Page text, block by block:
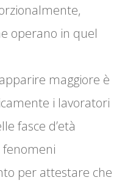
operano in quel
maggiore è
i lavoratori
fasce d’età
fenomeni
per attestare che